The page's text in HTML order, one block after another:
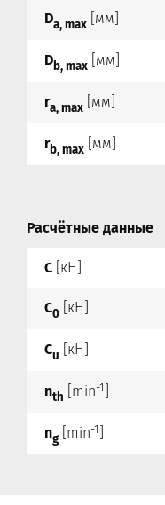
Da, max [мм]
Db, max [мм]
ra, max [мм]
rb, max [мм]
Расчётные данные
C [кН]
C0 [кН]
Cu [кН]
nth [min-1
ng[min-1